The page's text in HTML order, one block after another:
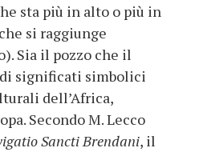
sta più in alto o più in
si raggiunge
Sia il pozzo che il
significati simbolici
dell’Africa,
Secondo M. Lecco
Sancti Brendani, il